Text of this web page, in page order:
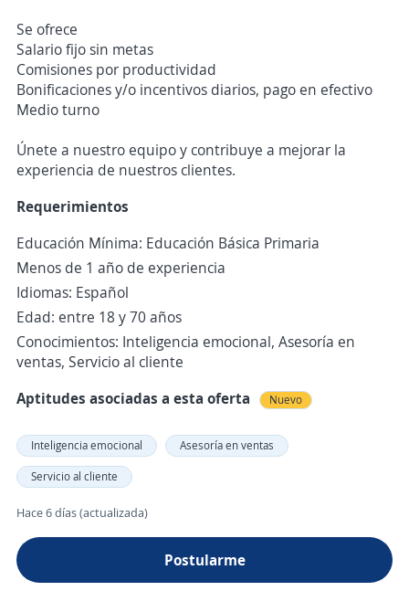
Se ofrece
Salario fijo sin metas
Comisiones por productividad
Bonificaciones y/o incentivos diarios, pago en efectivo
Medio turno
Únete a nuestro equipo y contribuye a mejorar la
experiencia de nuestros clientes.
Requerimientos
Educación Mínima: Educación Básica Primaria
Menos de 1 año de experiencia
Idiomas: Español
Edad: entre 18 y 70 años
Conocimientos: Inteligencia emocional, Asesoría en
ventas, Servicio al cliente
Aptitudes asociadas a esta oferta
Nuevo
Inteligencia emocional
Asesoría en ventas
Servicio al cliente
Hace 6 días (actualizada)
Postularme